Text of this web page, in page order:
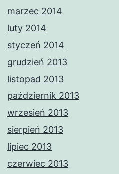
marzec 2014
luty 2014
styczeń 2014
grudzień 2013
listopad 2013
październik 2013
wrzesień 2013
sierpień 2013
lipiec 2013
czerwiec 2013